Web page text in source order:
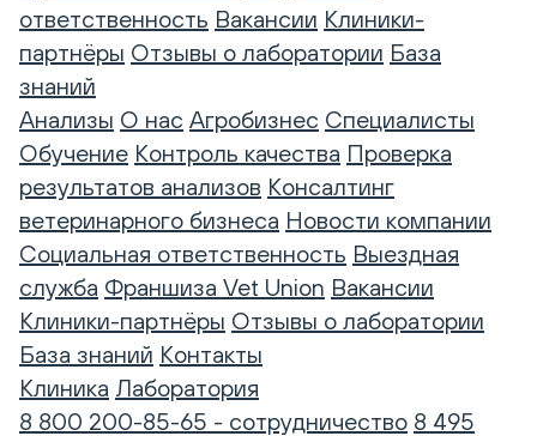
ответственность Вакансии Клиники-
партнёры Отзывы о лаборатории База
знаний
Анализы О нас Агробизнес Специалисты
Обучение Контроль качества Проверка
результатов анализов Консалтинг
ветеринарного бизнеса Новости компании
Социальная ответственность Выездная
служба Франшиза Vet Union Вакансии
Клиники-партнёры Отзывы о лаборатории
База знаний Контакты
Клиника Лаборатория
8 800 200-85-65 - сотрудничество 8 495